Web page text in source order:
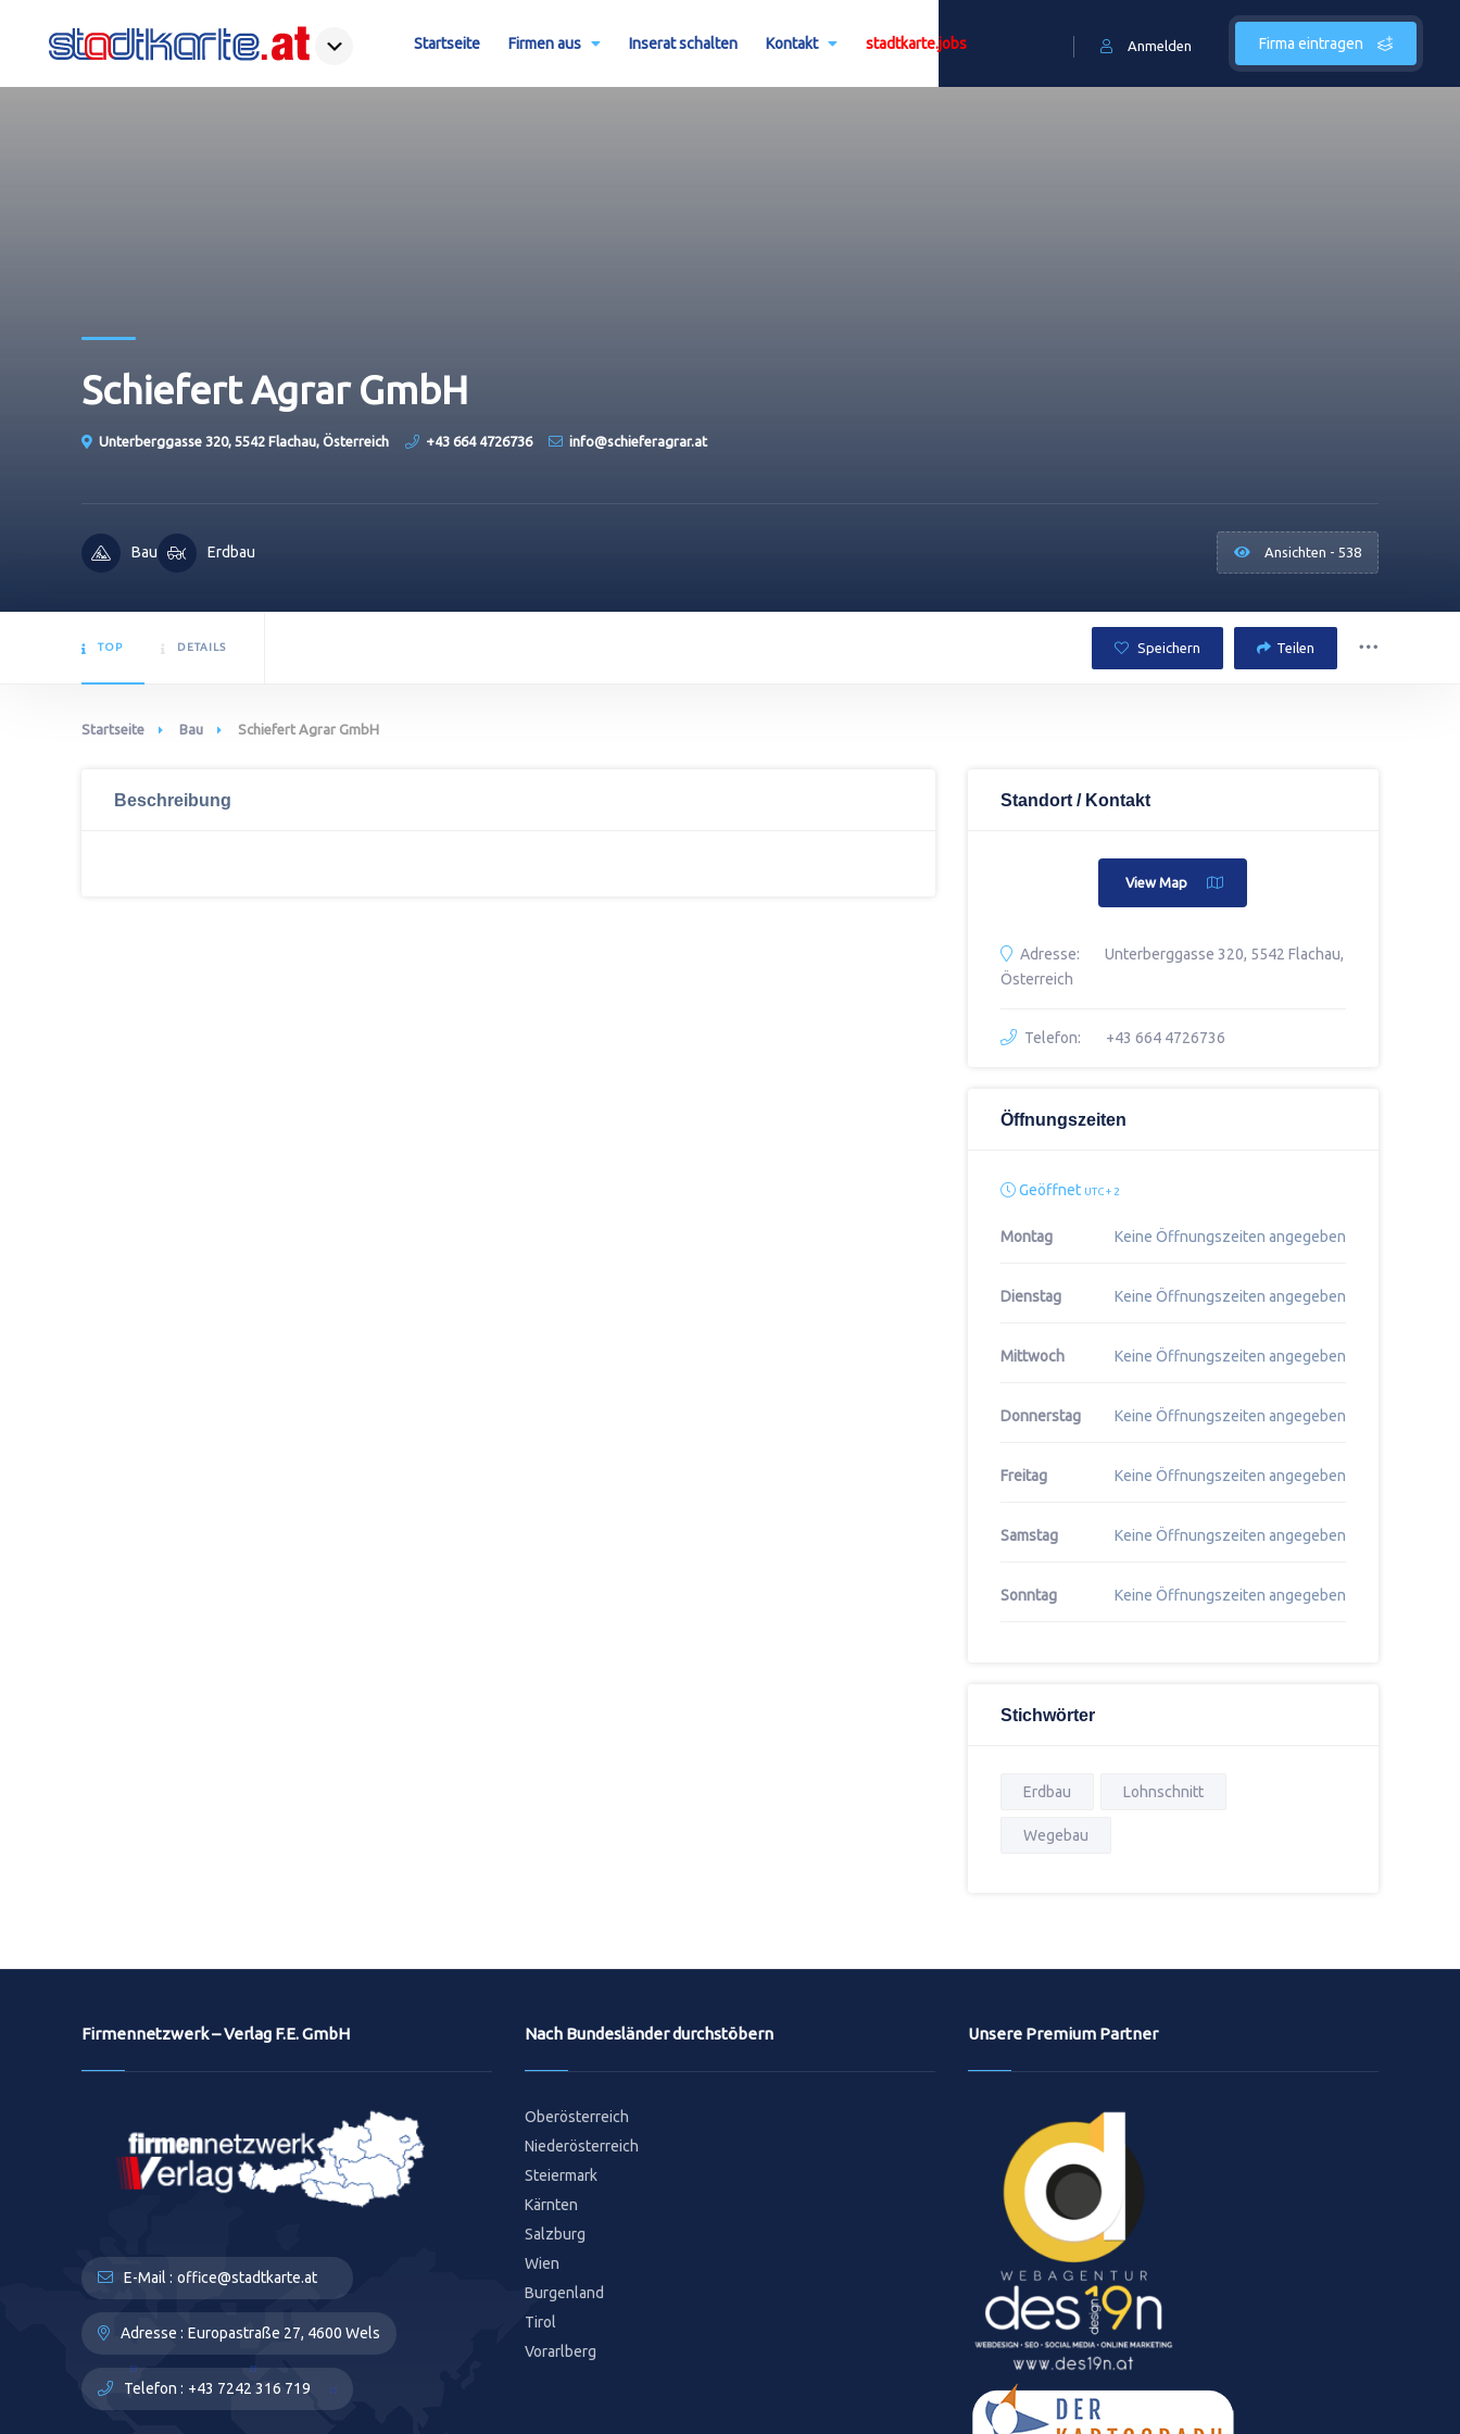
Firma eintragen
Anmelden
Startseite Firmen aus Inserat schalten Kontakt stadtkarte.jobs
Schiefert Agrar GmbH
Unterberggasse 320, 5542 Flachau, Österreich +43 664 4726736 info@schieferagrar.at
Bau Erdbau Ansichten - 538
TOP DETAILS Speichern Teilen
Startseite Bau Schiefert Agrar GmbH
Beschreibung Standort / Kontakt
View Map
Adresse:
Unterberggasse 320, 5542 Flachau,
Österreich
Telefon: +43 664 4726736
Öffnungszeiten
Geöffnet UTC + 2
Montag Keine Öffnungszeiten angegeben
Dienstag Keine Öffnungszeiten angegeben
Mittwoch Keine Öffnungszeiten angegeben
Donnerstag Keine Öffnungszeiten angegeben
Freitag Keine Öffnungszeiten angegeben
Samstag Keine Öffnungszeiten angegeben
Sonntag Keine Öffnungszeiten angegeben
Stichwörter
Erdbau Lohnschnitt
Wegebau
Firmennetzwerk – Verlag F.E. GmbH
E-Mail : office@stadtkarte.at
Adresse : Europastraße 27, 4600 Wels
Telefon : +43 7242 316 719
Nach Bundesländer durchstöbern
Oberösterreich
Niederösterreich
Steiermark
Kärnten
Salzburg
Wien
Burgenland
Tirol
Vorarlberg
Unsere Premium Partner